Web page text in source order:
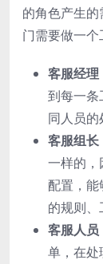
的角色产生
门需要做一个
客服经理
到每一条
同人员的
客服组长
一样的，
配置，
的规则、
客服人员
单，在处